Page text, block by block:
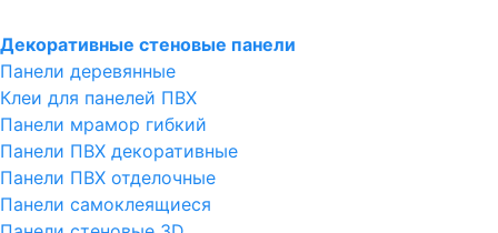
Декоративные стеновые панели
Панели деревянные
Клеи для панелей ПВХ
Панели мрамор гибкий
Панели ПВХ декоративные
Панели ПВХ отделочные
Панели самоклеящиеся